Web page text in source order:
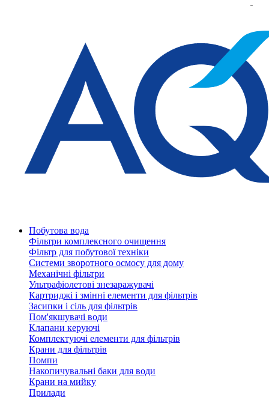
Побутова вода
Фільтри комплексного очищення
Фільтр для побутової техніки
Системи зворотного осмосу для дому
Механічні фільтри
Ультрафіолетові знезаражувачі
Картриджі і змінні елементи для фільтрів
Засипки і сіль для фільтрів
Пом'якшувачі води
Клапани керуючі
Комплектуючі елементи для фільтрів
Крани для фільтрів
Помпи
Накопичувальні баки для води
Крани на мийку
Прилади